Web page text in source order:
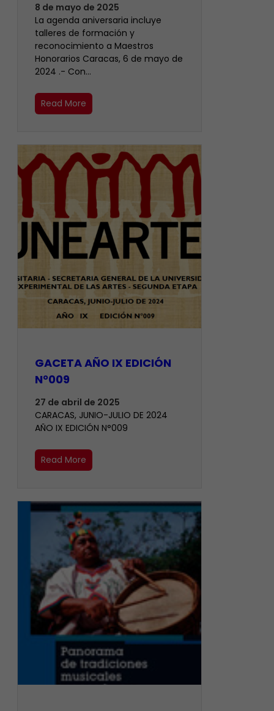
8 de mayo de 2025
La agenda aniversaria incluye
talleres de formación y
reconocimiento a Maestros
Honorarios Caracas, 6 de mayo de
2024 .- Con…
Read More
GACETA AÑO IX EDICIÓN
N°009
27 de abril de 2025
CARACAS, JUNIO-JULIO DE 2024
AÑO IX EDICIÓN N°009
Read More